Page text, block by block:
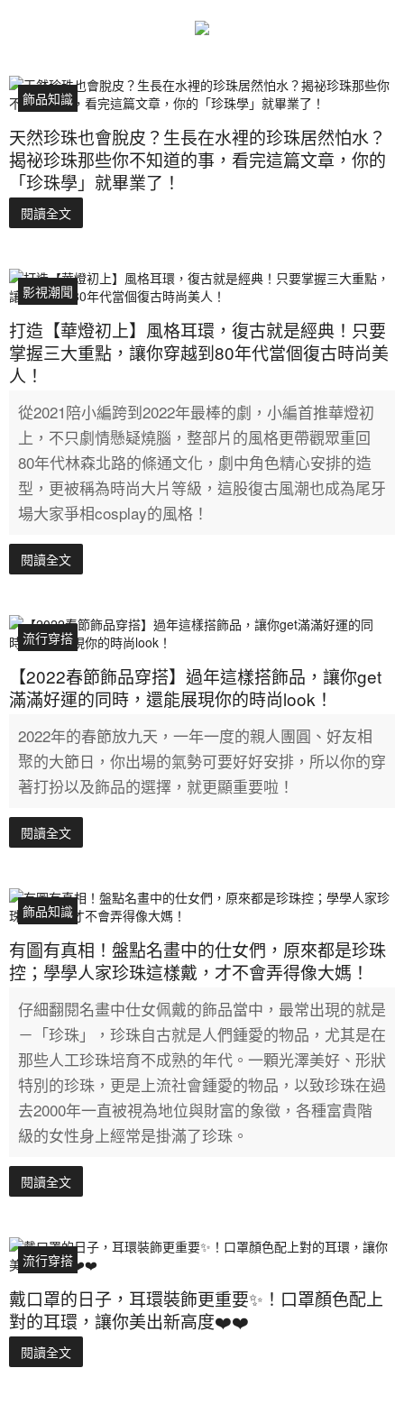
飾品知識
天然珍珠也會脫皮？生長在水裡的珍珠居然怕水？
揭祕珍珠那些你不知道的事，看完這篇文章，你的
「珍珠學」就畢業了！
閱讀全文
影視潮聞
打造【華燈初上】風格耳環，復古就是經典！只要
掌握三大重點，讓你穿越到80年代當個復古時尚美
人！
從2021陪小編跨到2022年最棒的劇，小編首推華燈初
上，不只劇情懸疑燒腦，整部片的風格更帶觀眾重回
80年代林森北路的條通文化，劇中角色精心安排的造
型，更被稱為時尚大片等級，這股復古風潮也成為尾牙
場大家爭相cosplay的風格！
閱讀全文
流行穿搭
【2022春節飾品穿搭】過年這樣搭飾品，讓你get
滿滿好運的同時，還能展現你的時尚look！
2022年的春節放九天，一年一度的親人團圓、好友相
聚的大節日，你出場的氣勢可要好好安排，所以你的穿
著打扮以及飾品的選擇，就更顯重要啦！
閱讀全文
飾品知識
有圖有真相！盤點名畫中的仕女們，原來都是珍珠
控；學學人家珍珠這樣戴，才不會弄得像大媽！
仔細翻閱名畫中仕女佩戴的飾品當中，最常出現的就是
－「珍珠」，珍珠自古就是人們鍾愛的物品，尤其是在
那些人工珍珠培育不成熟的年代。一顆光澤美好、形狀
特別的珍珠，更是上流社會鍾愛的物品，以致珍珠在過
去2000年一直被視為地位與財富的象徵，各種富貴階
級的女性身上經常是掛滿了珍珠。
閱讀全文
流行穿搭
戴口罩的日子，耳環裝飾更重要✨！口罩顏色配上
對的耳環，讓你美出新高度❤️❤️
閱讀全文